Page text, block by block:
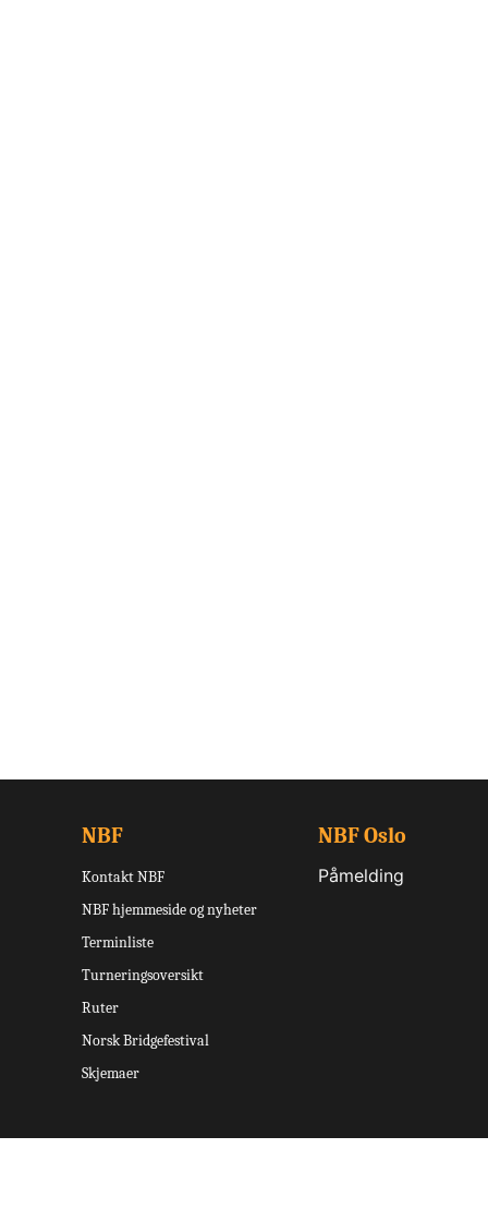
NBF
Kontakt NBF
NBF hjemmeside og nyheter
Terminliste
Turneringsoversikt
Ruter
Norsk Bridgefestival
Skjemaer
NBF Oslo
Påmelding